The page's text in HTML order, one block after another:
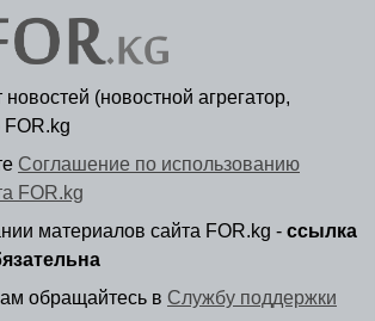
(новостной агрегатор,
Соглашение по использованию
FOR.kg
материалов сайта FOR.kg - ссылка
обращайтесь в Службу поддержки